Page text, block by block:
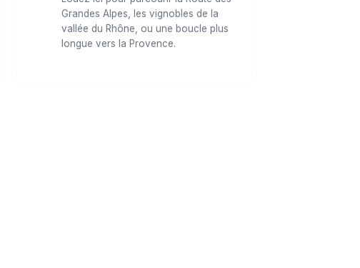
Grandes Alpes, les vignobles de la
vallée du Rhône, ou une boucle plus
longue vers la Provence.